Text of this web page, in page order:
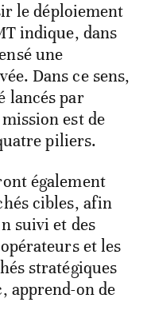
le déploiement
indique, dans
une
Dans ce sens,
lancés par
est de
piliers.
également
cibles, afin
suivi et des
et les
stratégiques
apprend-on de